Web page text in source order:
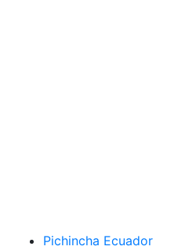
Pichincha Ecuador